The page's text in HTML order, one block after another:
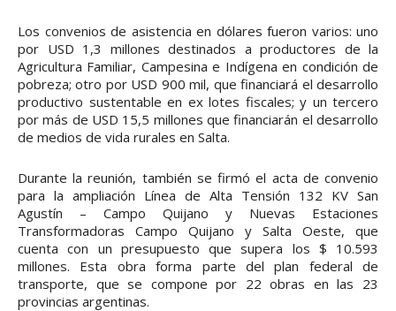
Los convenios de asistencia en dólares fueron varios: uno
por USD 1,3 millones destinados a productores de la
Agricultura Familiar, Campesina e Indígena en condición de
pobreza; otro por USD 900 mil, que financiará el desarrollo
productivo sustentable en ex lotes fiscales; y un tercero
por más de USD 15,5 millones que financiarán el desarrollo
de medios de vida rurales en Salta.
Durante la reunión, también se firmó el acta de convenio
para la ampliación Línea de Alta Tensión 132 KV San
Agustín – Campo Quijano y Nuevas Estaciones
Transformadoras Campo Quijano y Salta Oeste, que
cuenta con un presupuesto que supera los $ 10.593
millones. Esta obra forma parte del plan federal de
transporte, que se compone por 22 obras en las 23
provincias argentinas.